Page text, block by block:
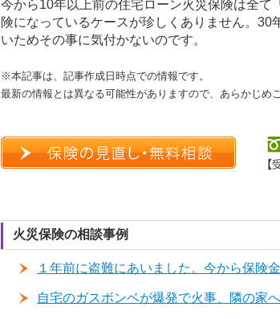
今から10年以上前の住宅ローン火災保険は全て
険になっているケースが珍しくありません。30
いためその事に気付かないのです。
※本記事は、記事作成日時点での情報です。
最新の情報とは異なる可能性がありますので、あらかじめ
火災保険の相談事例
１年前に盗難にあいました。今から保険
自宅のガスボンベが爆発で火事、隣の家